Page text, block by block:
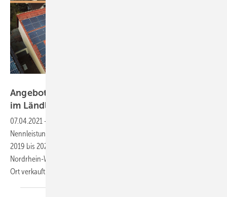
Angebot der Woche: Vier Anlagen in NRW und
im Ländle
07.04.2021 -
Nennleistung zusammen für 65.000 Euro verkauft. Die Anlagen gingen
2019 bis 2021 in Betrieb. Sie befinden sich in Baden-Württemberg und
Nordrhein-Westfalen. Bei allen Anlagen wird ein Teil des Stromes vor
Ortverkauft.